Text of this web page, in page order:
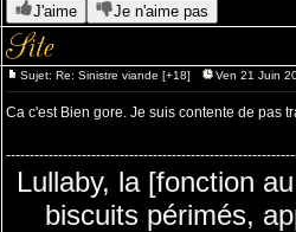
J'aime Je n'aime pas
Sujet: Re: Sinistre viande [+18] Ven 21 Juin
Ca c'est Bien gore. Je suis contente de pas
Lullaby, la [fonction
biscuits périmés,